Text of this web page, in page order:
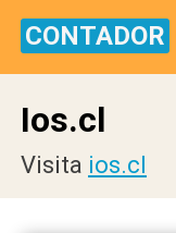
CONTADOR
Ios.cl
Visita ios.cl